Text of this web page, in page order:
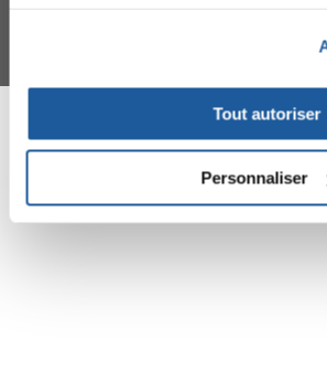
Tout autoriser
Personnaliser
FERA INTERNATIONAL: